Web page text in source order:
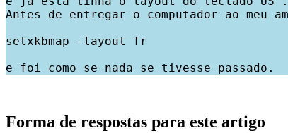
Antes de entregar o computador ao meu
setxkbmap -layout fr
Forma de respostas para este artigo